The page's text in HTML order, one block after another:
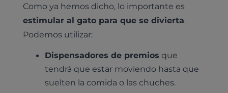
Pruebas diagnósticas
Diagnóstico veterinario por imagen
Identificación con microchip y pasaporte
Medicina general
Planes de salud para perros
Como ya hemos dicho, lo importante es
estimular al gato para que se divierta.
Podemos utilizar:
Dispensadores de premios que
tendrá que estar moviendo hasta que
suelten la comida o las chuches.